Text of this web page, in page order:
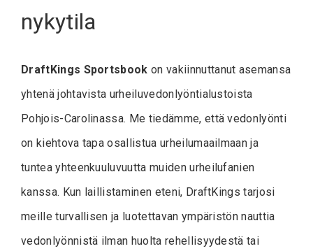
nykytila
DraftKings Sportsbook on vakiinnuttanut asemansa
yhtenä johtavista urheiluvedonlyöntialustoista
Pohjois-Carolinassa. Me tiedämme, että vedonlyönti
on kiehtova tapa osallistua urheilumaailmaan ja
tuntea yhteenkuuluvuutta muiden urheilufanien
kanssa. Kun laillistaminen eteni, DraftKings tarjosi
meille turvallisen ja luotettavan ympäristön nauttia
vedonlyönnistä ilman huolta rehellisyydestä tai